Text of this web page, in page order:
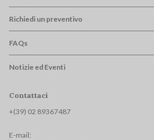
Richiedi un preventivo
FAQs
Notizie ed Eventi
Contattaci
+(39) 02 89367487
E-mail: